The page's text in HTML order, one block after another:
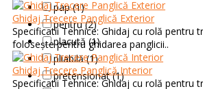
pap (1)
pentru (2)
placută (1)
pliabilă (1)
pretensionat (1)
Ghidaj Trecere Panglică Exterior
Specificatii Tehnice: Ghidaj cu rolă pentru
folosește pentru ghidarea panglicii..
Ghidaj Trecere Panglică Interior
Specificatii Tehnice: Ghidaj cu rolă pentru